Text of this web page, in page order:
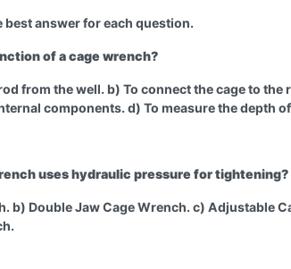
best answer for each question.
of a cage wrench?
from the well. b) To connect the cage to the
components. d) To measure the depth
uses hydraulic pressure for tightening?
b) Double Jaw Cage Wrench. c) Adjustable